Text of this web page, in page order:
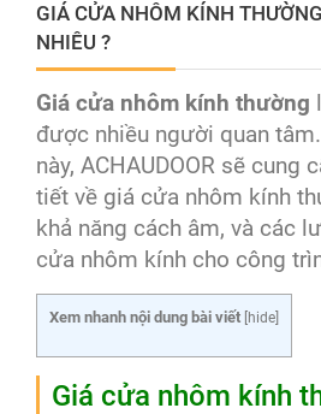
GIÁ CỬA NHÔM KÍNH
NHIÊU ?
Giá cửa nhôm kính thường
được nhiều người quan
này, ACHAUDOOR sẽ cung
tiết về giá cửa nhôm kính
khả năng cách âm, và các
cửa nhôm kính cho công
Xem nhanh nội dung bài viết hide
Giá cửa nhôm kính